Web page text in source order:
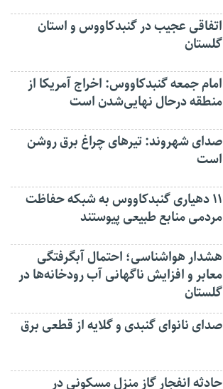
اتفاقی عجیب در‌ گنبدکاووس و استان
گلستان
امام جمعه گنبدکاووس: اخراج آمریکا از
منطقه درحال نهایی‌شدن است
صدای شهروند: تیرهای چراغ برق روشن
است
۱۱ دهیاری گنبدکاووس به شبکه حفاظت
مردمی منابع طبیعی پیوستند
هشدار هواشناسی؛ احتمال آبگرفتگی
معابر و افزایش ناگهانی آب رودخانه‌ها در
گلستان
صدای نانوای گنبدی و گلایه از قطعی برق
حادثه انفجار گاز منزل مسکونی در